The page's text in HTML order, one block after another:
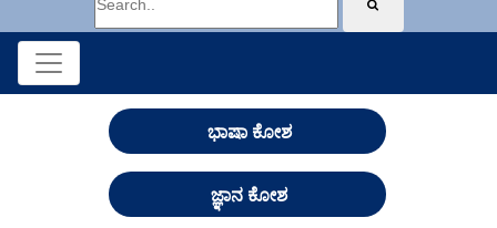
ಭಾಷಾ ಕೋಶ
ಜ್ಞಾನ ಕೋಶ